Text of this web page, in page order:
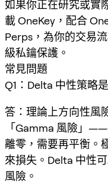
如果你正在研究或實
載 OneKey，配合
Perps，為你的交易
級私鑰保護。
常見問題
Q1：Delta 中性策略
答：理論上方向性風
「Gamma 風險」
離零，需要再平衡。
來損失。Delta 中性
風險。